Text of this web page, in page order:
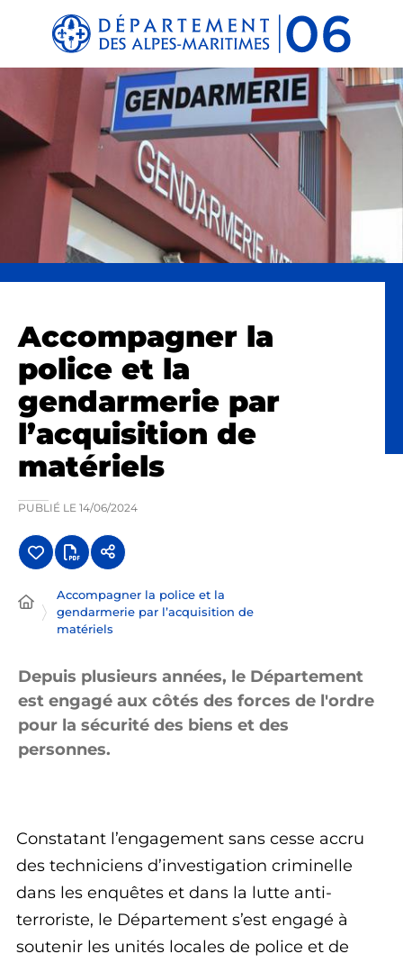
Panneau de gestion des cookies
Accompagner la
police et la
gendarmerie par
l’acquisition de
matériels
PUBLIÉ LE 14/06/2024
Accompagner la police et la
gendarmerie par l’acquisition de
matériels
Depuis plusieurs années, le Département
est engagé aux côtés des forces de l'ordre
pour la sécurité des biens et des
personnes.
Constatant l’engagement sans cesse accru
des techniciens d’investigation criminelle
dans les enquêtes et dans la lutte anti-
terroriste, le Département s’est engagé à
soutenir les unités locales de police et de